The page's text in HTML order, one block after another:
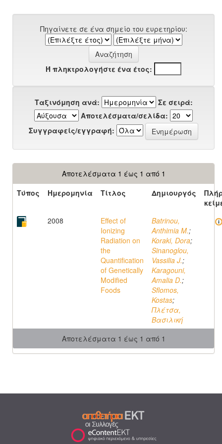
Πηγαίνετε σε ένα σημείο του ευρετηρίου:
Ή πληκτρολογήστε ένα έτος:
Ταξινόμηση ανά:
Σε σειρά:
Αποτελέσματα/σελίδα:
Συγγραφείς/εγγραφή:
Αποτελέσματα 1 έως 1 από 1
Τύπος
Ημερομηνία Τίτλος Δημιουργός
2008
Effect of
Ionizing
Radiation on
the
Quantification
of Genetically
Modified
Foods
Batrinou,
Anthimia M.;
Koraki, Dora;
Sinanoglou,
Vassilia J.;
Karagouni,
Amalia D.;
Sflomos,
Kostas;
Πλέτσα,
Βασιλική
Αποτελέσματα 1 έως 1 από 1